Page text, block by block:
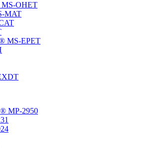
MS-OHET
MAT
MS-EPET
MP-2950